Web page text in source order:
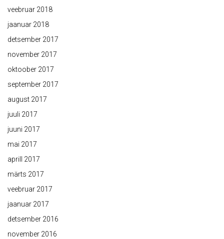
veebruar 2018
jaanuar 2018
detsember 2017
november 2017
oktoober 2017
september 2017
august 2017
juuli 2017
juuni 2017
mai 2017
aprill 2017
märts 2017
veebruar 2017
jaanuar 2017
detsember 2016
november 2016